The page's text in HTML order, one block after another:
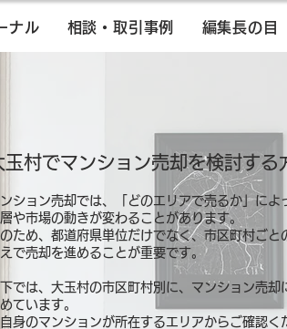
ナル 相談・取引事例 編集長の目
玉村でマンション売却を検討する
ション売却では、「どのエリアで売るか」によ
や市場の動きが変わることがあります。
ため、都道府県単位だけでなく、市区町村ごと
で売却を進めることが重要です。
下では、大玉村の市区町村別に、マンション売却
ています。
身のマンションが所在するエリアからご確認く